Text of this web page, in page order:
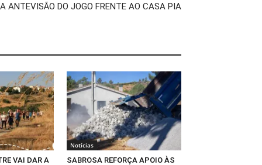
ANTEVISÃO DO JOGO FRENTE AO CASA PIA
VAI DAR A
Notícias
SABROSA REFORÇA APOIO ÀS